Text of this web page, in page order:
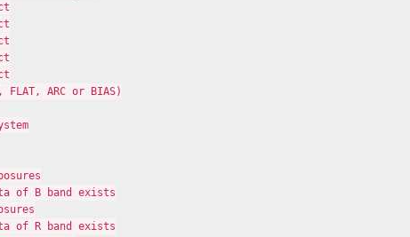
ARC or BIAS)
of B band exists
of R band exists